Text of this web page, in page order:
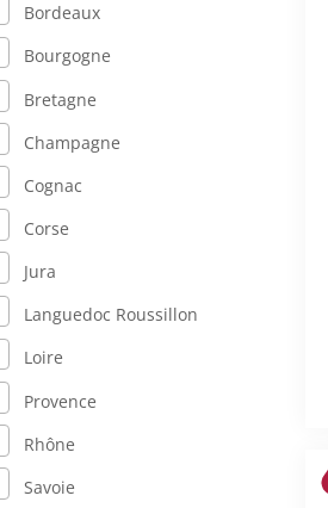
Bordeaux
Bourgogne
Bretagne
Champagne
Cognac
Corse
Jura
Languedoc Roussillon
Loire
Provence
Rhône
Savoie